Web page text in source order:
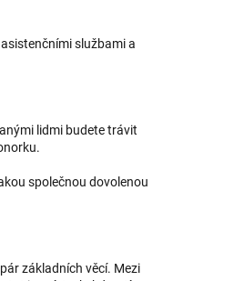
službami a
lidmi budete trávit
společnou dovolenou
základních věcí. Mezi